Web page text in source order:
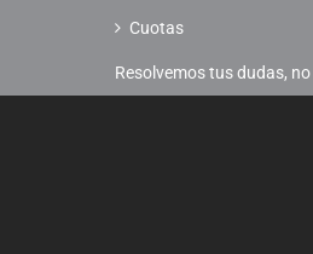
Cuotas
Resolvemos tus dudas,
contactar con nosotros.